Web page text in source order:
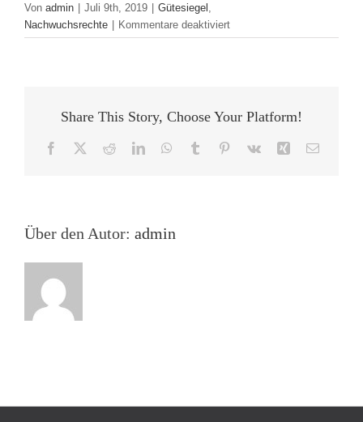
Von admin Juli 9th, 2019 Gütesiegel
Nachwuchsrechte
Kommentare deaktiviertfür
AUSGEZEICHNET!
HOGREFE
Share This Story, Choose Your Platform!
Facebook RedditLinkedInWhatsApp
Tumblr Pinterest
Vk Xing E-
Über den Autor: admin